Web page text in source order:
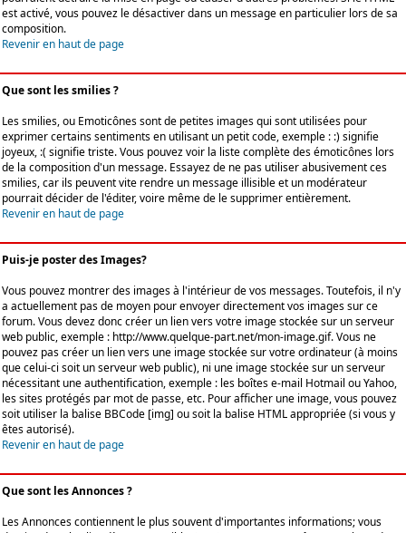
est activé, vous pouvez le désactiver dans un message en particulier lors de sa
composition.
Revenir en haut de page
Que sont les smilies ?
Les smilies, ou Emoticônes sont de petites images qui sont utilisées pour
exprimer certains sentiments en utilisant un petit code, exemple : :) signifie
joyeux, :( signifie triste. Vous pouvez voir la liste complète des émoticônes lors
de la composition d'un message. Essayez de ne pas utiliser abusivement ces
smilies, car ils peuvent vite rendre un message illisible et un modérateur
pourrait décider de l'éditer, voire même de le supprimer entièrement.
Revenir en haut de page
Puis-je poster des Images?
Vous pouvez montrer des images à l'intérieur de vos messages. Toutefois, il n'y
a actuellement pas de moyen pour envoyer directement vos images sur ce
forum. Vous devez donc créer un lien vers votre image stockée sur un serveur
web public, exemple : http://www.quelque-part.net/mon-image.gif. Vous ne
pouvez pas créer un lien vers une image stockée sur votre ordinateur (à moins
que celui-ci soit un serveur web public), ni une image stockée sur un serveur
nécessitant une authentification, exemple : les boîtes e-mail Hotmail ou Yahoo,
les sites protégés par mot de passe, etc. Pour afficher une image, vous pouvez
soit utiliser la balise BBCode [img] ou soit la balise HTML appropriée (si vous y
êtes autorisé).
Revenir en haut de page
Que sont les Annonces ?
Les Annonces contiennent le plus souvent d'importantes informations; vous